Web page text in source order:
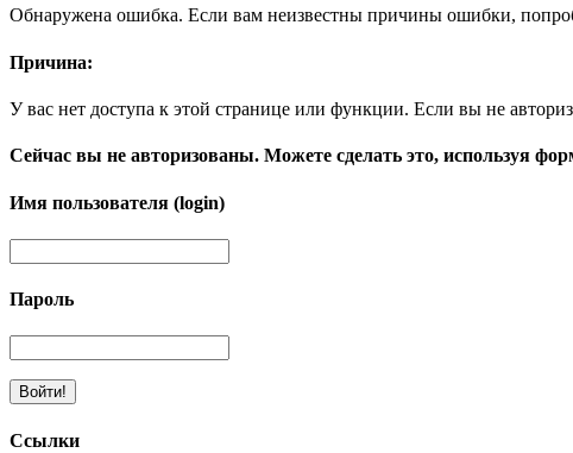
Обнаружена ошибка. Если вам неизвестны причины ошибки,
Причина:
У вас нет доступа к этой странице или функции. Если вы не
Сейчас вы не авторизованы. Можете сделать это, используя
Имя пользователя (login)
Пароль
Ссылки